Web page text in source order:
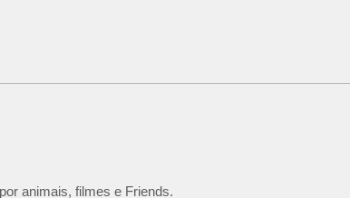
animais, filmes e Friends.